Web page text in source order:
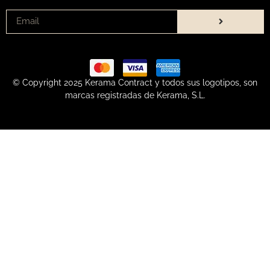
© Copyright 2025 Kerama Contract y todos sus logotipos, son
marcas registradas de Kerama, S.L.